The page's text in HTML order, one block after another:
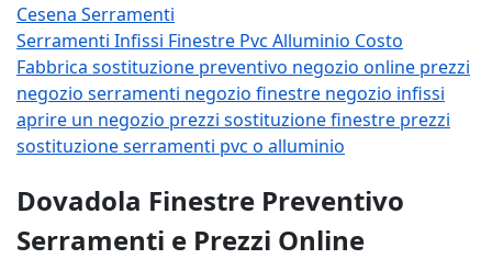
Cesena Serramenti
Serramenti Infissi Finestre Pvc Alluminio Costo
Fabbrica sostituzione preventivo negozio online prezzi
negozio serramenti negozio finestre negozio infissi
aprire un negozio prezzi sostituzione finestre prezzi
sostituzione serramenti pvc o alluminio
Dovadola Finestre Preventivo
Serramenti e Prezzi Online